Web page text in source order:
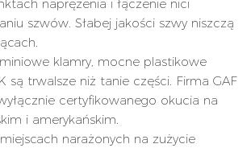
naprężenia i łączenie nici
szwów. Słabej jakości szwy niszczą
klamry, mocne plastikowe
są trwalsze niż tanie części. Firma GAF
certyfikowanego okucia na
i amerykańskim.
narażonych na zużycie